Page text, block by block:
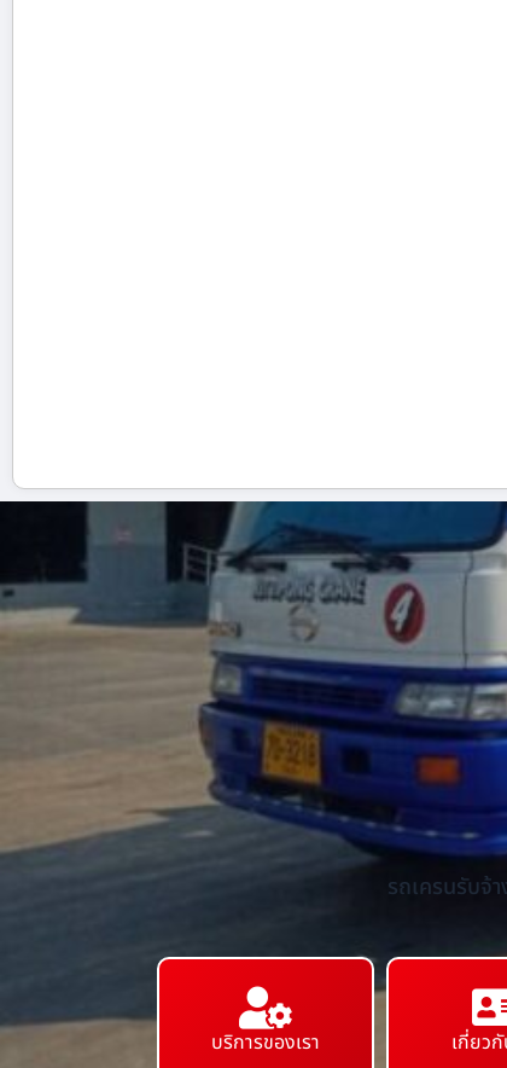
รถเครนรับจ้
บริการของเรา เกี่ยวกั